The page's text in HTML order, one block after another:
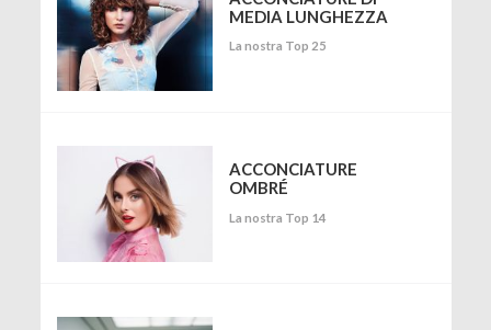
MEDIA LUNGHEZZA
La nostra Top 25
ACCONCIATURE
OMBRÉ
La nostra Top 14